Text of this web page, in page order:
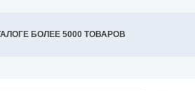
БОЛЕЕ 5000 ТОВАРОВ